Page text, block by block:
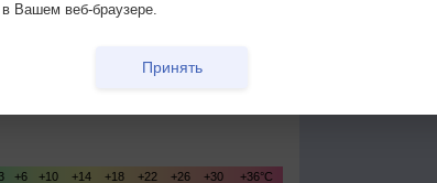
в Вашем веб-браузере.
Принять